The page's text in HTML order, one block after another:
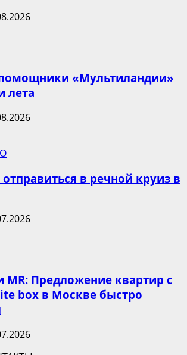
«Мультиландии»
лета
в речной круиз в
Предложение квартир с
box в Москве быстро